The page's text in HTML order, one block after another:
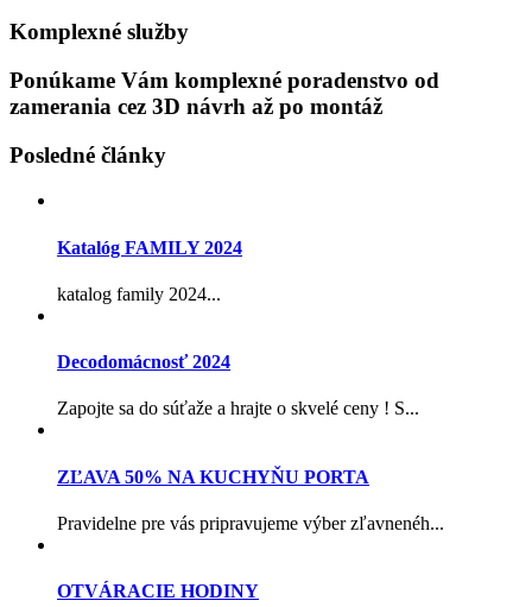
Komplexné služby
Ponúkame Vám komplexné poradenstvo od
zamerania cez 3D návrh až po montáž
Posledné články
Katalóg FAMILY 2024
katalog family 2024...
Decodomácnosť 2024
Zapojte sa do súťaže a hrajte o skvelé ceny ! S...
ZĽAVA 50% NA KUCHYŇU PORTA
Pravidelne pre vás pripravujeme výber zľavnenéh...
OTVÁRACIE HODINY